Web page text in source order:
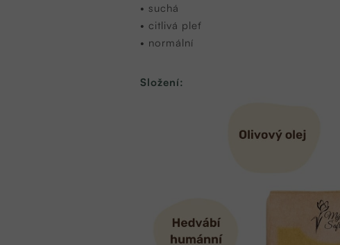
• suchá
• citlivá pleť
• normální
Složení: